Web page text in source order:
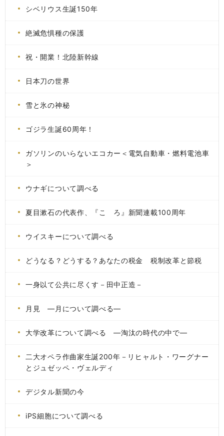
シベリウス生誕150年
絶滅危惧種の保護
祝・開業！北陸新幹線
日本刀の世界
雪と氷の神秘
ゴジラ生誕60周年！
ガソリンのいらないエコカー＜電気自動車・燃料電池車
＞
ウナギについて調べる
夏目漱石の代表作、『こゝろ』新聞連載100周年
ウイスキーについて調べる
どうなる？どうする？あなたの税金 税制改革と節税
一身以て公共に尽くす－田中正造－
月見 ―月について調べる―
大学改革について調べる ―淘汰の時代の中で―
二大オペラ作曲家生誕200年－リヒャルト・ワーグナー
とジュゼッペ・ヴェルディ
デジタル新聞の今
iPS細胞について調べる